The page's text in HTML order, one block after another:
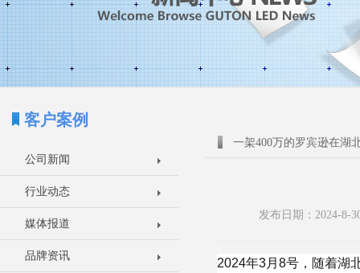
客户案例
公司新闻
行业动态
媒体报道
品牌资讯
一架400万的罗宾逊在湖
发布日期：2024-8-
2024年3月8号，随着湖